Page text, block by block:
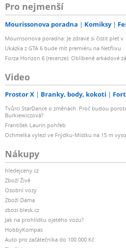
Pro nejmenší
Mourissonova poradna Komiksy
Mourrisonova poradna: Je zdravé si čistit pleť v
Ukázka z GTA 6 bude mít premiéru na Netflixu
Forza Horizon 6 (recenze): Oblíbené arkádové
Video
Prostor X Branky, body, kokoti
Tvůrci StarDance o změnách: Proč budou
Burkiewiczová?
František Laurin pohřeb
Ochmelka vylezl ve Frýdku-Místku na 15 m
Nákupy
hledejceny.cz
Zboží Živě
Osobní vozy
Zboží Dáma
zbozi.blesk.cz
Jak na prohlídku ojetého vozu?
HobbyKompas
Auto pro začátečníka do 100 000 Kč